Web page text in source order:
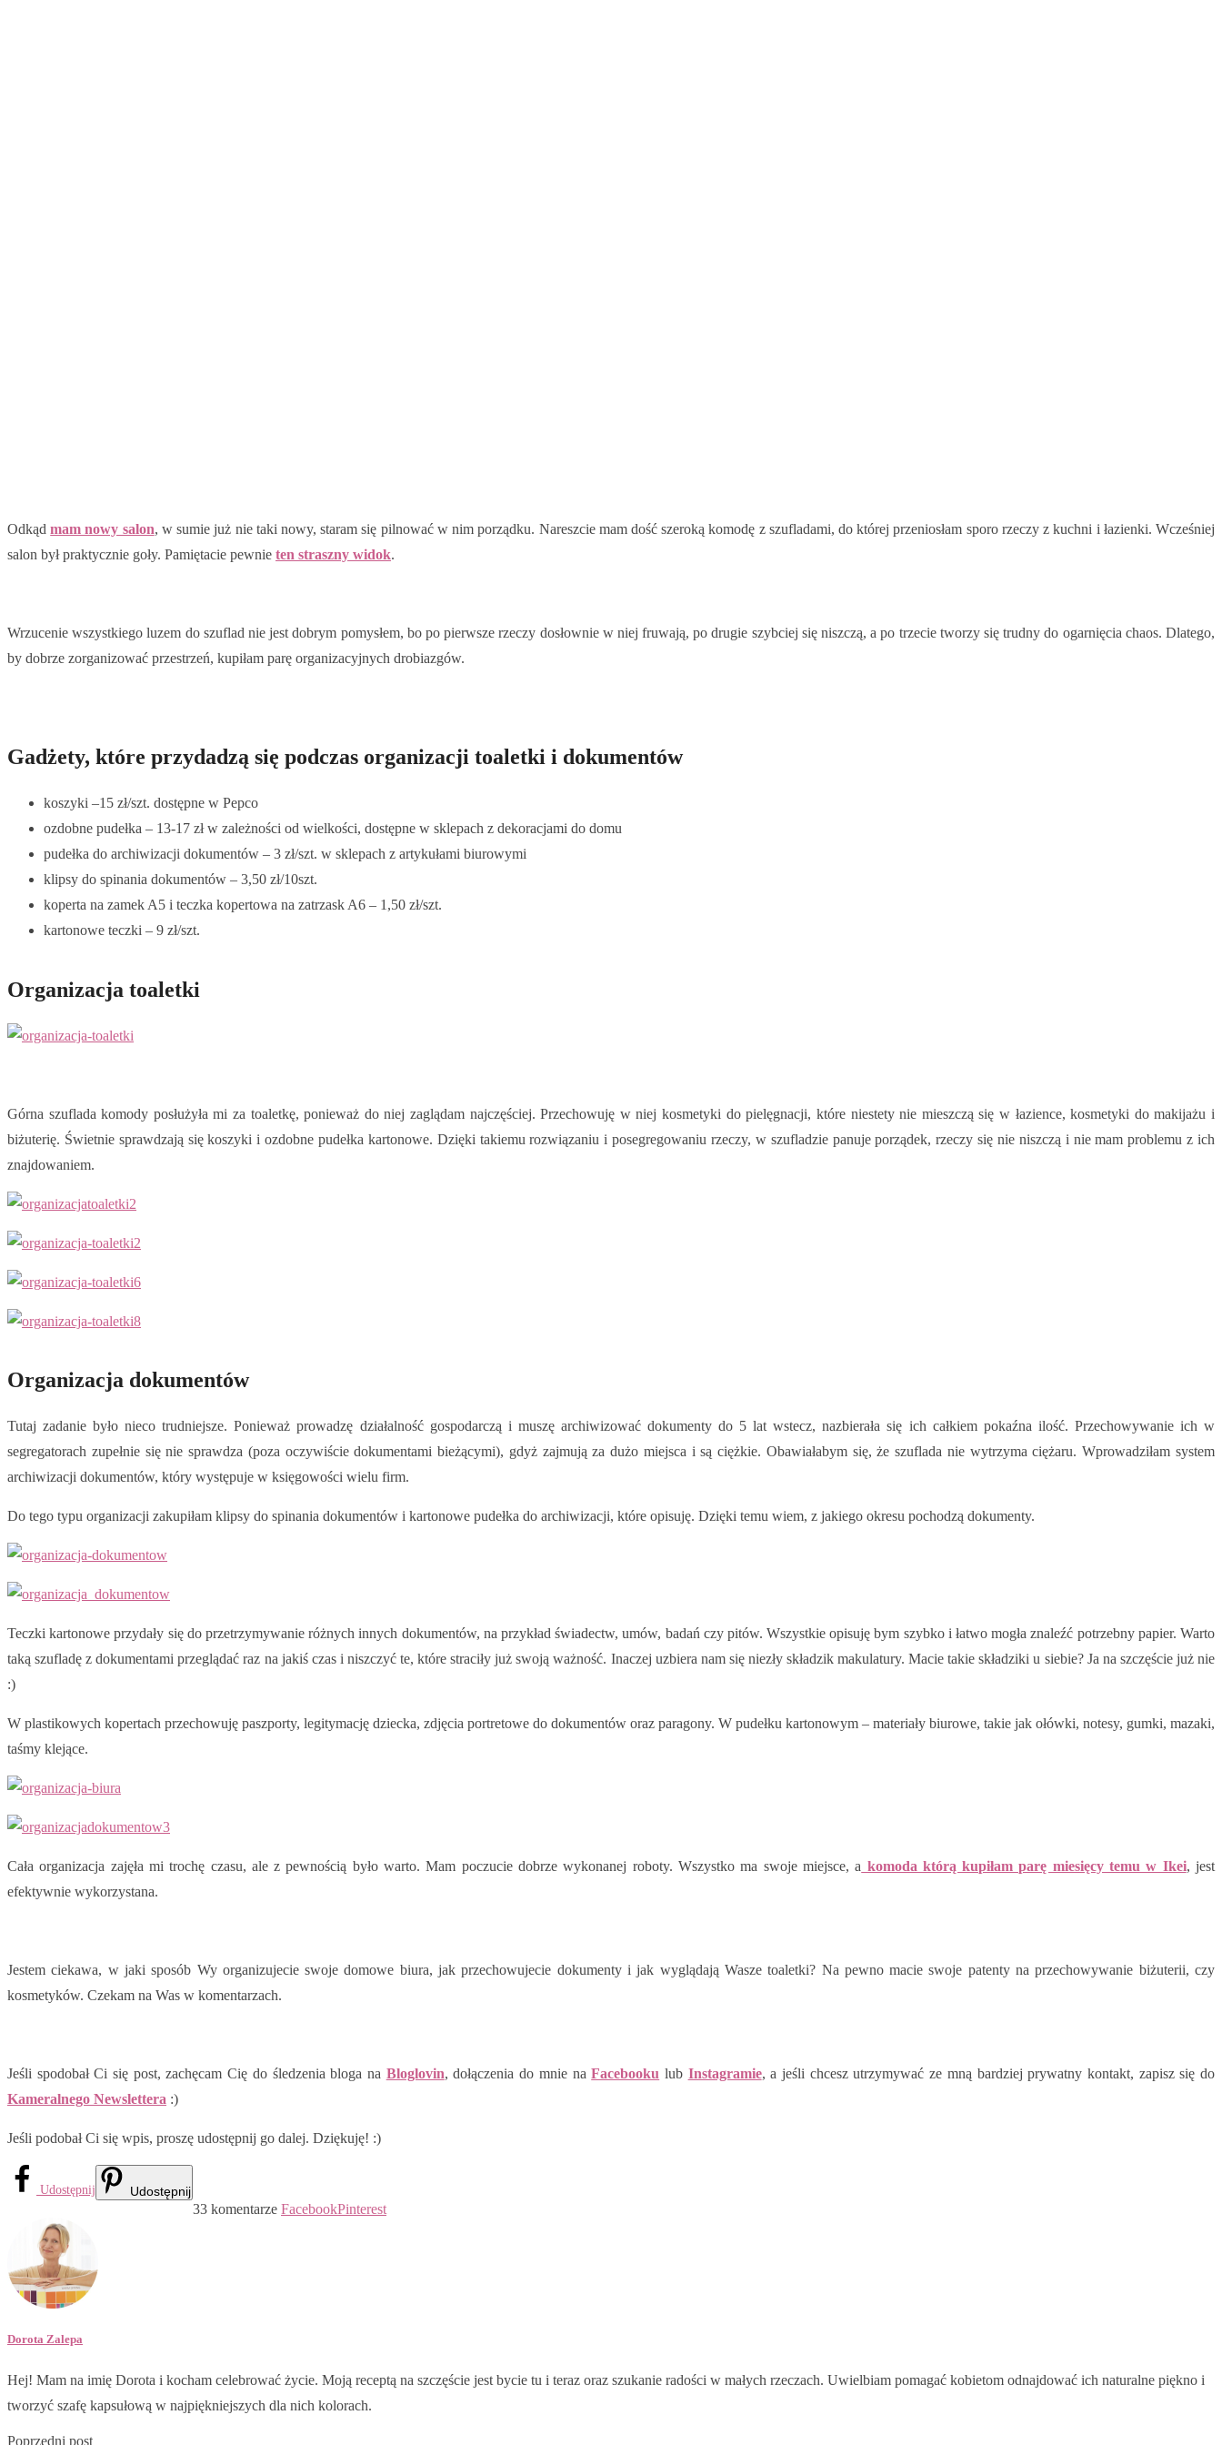
Odkądmam nowy salon, w sumie już nie taki nowy, staram się pilnować w nim porządku. Nareszcie mam dość szeroką komodę z szufladami, do której przeniosłam sporo rzeczy z kuchni i łazienki. Wcześniej
salon był praktycznie goły. Pamiętacie pewnie ten straszny widok.
Wrzucenie wszystkiego luzem do szuflad nie jest dobrym pomysłem, bo po pierwsze rzeczy dosłownie w niej fruwają, po drugie szybciej się niszczą, a po trzecie tworzy się trudny do ogarnięcia chaos. Dlatego,
by dobrze zorganizować przestrzeń, kupiłam parę organizacyjnych drobiazgów.
Gadżety, które przydadzą się podczas organizacji toaletki i dokumentów
koszyki –15 zł/szt. dostępne w Pepco
ozdobne pudełka – 13-17 zł w zależności od wielkości, dostępne w sklepach z dekoracjami do domu
pudełka do archiwizacji dokumentów – 3 zł/szt. w sklepach z artykułami biurowymi
klipsy do spinania dokumentów – 3,50 zł/10szt.
koperta na zamek A5 i teczka kopertowa na zatrzask A6 – 1,50 zł/szt.
kartonowe teczki – 9 zł/szt.
Organizacja toaletki
Górna szuflada komody posłużyła mi za toaletkę, ponieważ do niej zaglądam najczęściej. Przechowuję w niej kosmetyki do pielęgnacji, które niestety nie mieszczą się w łazience, kosmetyki do makijażu i
biżuterię. Świetnie sprawdzają się koszyki i ozdobne pudełka kartonowe. Dzięki takiemu rozwiązaniu i posegregowaniu rzeczy, w szufladzie panuje porządek, rzeczy się nie niszczą i nie mam problemu z ich
znajdowaniem.
Organizacja dokumentów
Tutaj zadanie było nieco trudniejsze. Ponieważ prowadzę działalność gospodarczą i muszę archiwizować dokumenty do 5 lat wstecz, nazbierała się ich całkiem pokaźna ilość. Przechowywanie ich w
segregatorach zupełnie się nie sprawdza (poza oczywiście dokumentami bieżącymi), gdyż zajmują za dużo miejsca i są ciężkie. Obawiałabym się, że szuflada nie wytrzyma ciężaru. Wprowadziłam system
archiwizacji dokumentów, który występuje w księgowości wielu firm.
Do tego typu organizacji zakupiłam klipsy do spinania dokumentów i kartonowe pudełka do archiwizacji, które opisuję. Dzięki temu wiem, z jakiego okresu pochodzą dokumenty.
Teczki kartonowe przydały się do przetrzymywanie różnych innych dokumentów, na przykład świadectw, umów, badań czy pitów. Wszystkie opisuję bym szybko i łatwo mogła znaleźć potrzebny papier. Warto
taką szufladę z dokumentami przeglądać raz na jakiś czas i niszczyć te, które straciły już swoją ważność. Inaczej uzbiera nam się niezły składzik makulatury. Macie takie składziki u siebie? Ja na szczęście już nie
:)
W plastikowych kopertach przechowuję paszporty, legitymację dziecka, zdjęcia portretowe do dokumentów oraz paragony. W pudełku kartonowym – materiały biurowe, takie jak ołówki, notesy, gumki, mazaki,
taśmy klejące.
Cała organizacja zajęła mi trochę czasu, ale z pewnością było warto. Mam poczucie dobrze wykonanej roboty. Wszystko ma swoje miejsce, a komoda którą kupiłam parę miesięcy temu w Ikei, jest
efektywnie wykorzystana.
Jestem ciekawa, w jaki sposób Wy organizujecie swoje domowe biura, jak przechowujecie dokumenty i jak wyglądają Wasze toaletki? Na pewno macie swoje patenty na przechowywanie biżuterii, czy
kosmetyków. Czekam na Was w komentarzach.
Jeśli spodobał Ci się post, zachęcam Cię do śledzenia bloga na Bloglovin, dołączenia do mnie naFacebooku lub Instagramie, a jeśli chcesz utrzymywać ze mną bardziej prywatny kontakt, zapisz się do
Kameralnego Newslettera :)
Jeśli podobał Ci się wpis, proszę udostępnij go dalej. Dziękuję! :)
Udostępnij Udostępnij
33 komentarze FacebookPinterest
Dorota Zalepa
Hej! Mam na imię Dorota i kocham celebrować życie. Moją receptą na szczęście jest bycie tu i teraz oraz szukanie radości w małych rzeczach. Uwielbiam pomagać kobietom odnajdować ich naturalne piękno i
tworzyć szafę kapsułową w najpiękniejszych dla nich kolorach.
Poprzedni post